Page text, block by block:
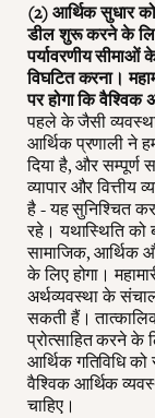
(2) आर्थिक सुधार
डील शुरू करने के लिए
पर्यावरणीय सीमाओं
विघटित करना।
पर होगा कि वैश्विक
पहले के जैसी
आर्थिक प्रणाली ने
दिया है, और सम्पूर्ण
व्यापार और वित्तीय
है - यह सुनिश्चित
रहे। यथास्थिति को
सामाजिक, आर्थिक
के लिए होगा।
अर्थव्यवस्था के
सकती हैं।
प्रोत्साहित करने के
आर्थिक गतिविधि
वैश्विक आर्थिक
चाहिए।